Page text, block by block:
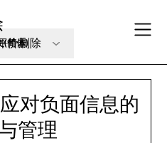
价删除
对负面信息的
管理